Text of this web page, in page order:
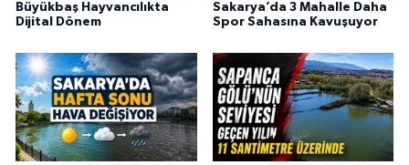
Büyükbaş Hayvancılıkta
Dijital Dönem
Sakarya’da 3 Mahalle Daha
Spor Sahasına Kavuşuyor